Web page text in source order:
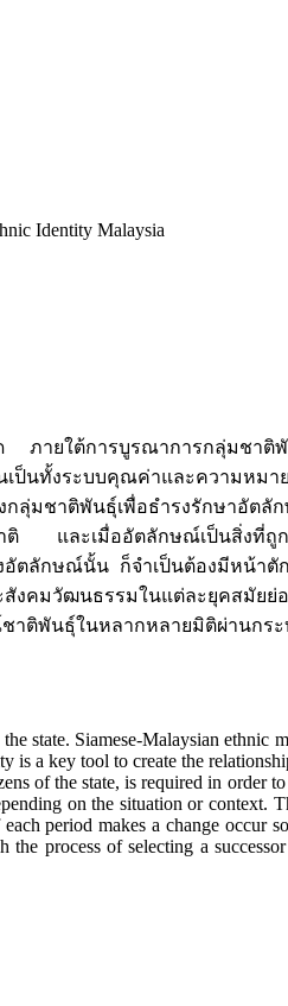
Identity Malaysia
ภายใต้การบูรณาการกลุ่มชาติ
นเป็นทั้งระบบคุณค่าและความ
ลุ่มชาติพันธุ์เพื่อธำรงรักษาอัต
าติ และเมื่ออัตลักษณ์เป็นสิ่งที่ถู
ตลักษณ์นั้น ก็จำเป็นต้องมีหน้าตั
สังคมวัฒนธรรมในแต่ละยุคสมัยย่
ติพันธุ์ในหลากหลายมิติผ่านกระ
state. Siamese-Malaysian ethnic
a key tool to create the
of the state, is required in order
on the situation or context.
period makes a change occur
process of selecting a